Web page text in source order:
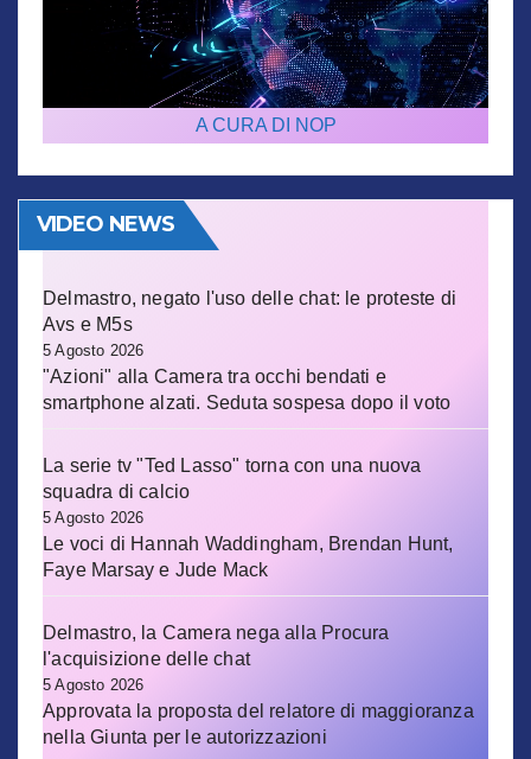
A CURA DI NOP
VIDEO NEWS
Delmastro, negato l'uso delle chat: le proteste di
Avs e M5s
5 Agosto 2026
"Azioni" alla Camera tra occhi bendati e
smartphone alzati. Seduta sospesa dopo il voto
La serie tv "Ted Lasso" torna con una nuova
squadra di calcio
5 Agosto 2026
Le voci di Hannah Waddingham, Brendan Hunt,
Faye Marsay e Jude Mack
Delmastro, la Camera nega alla Procura
l'acquisizione delle chat
5 Agosto 2026
Approvata la proposta del relatore di maggioranza
nella Giunta per le autorizzazioni